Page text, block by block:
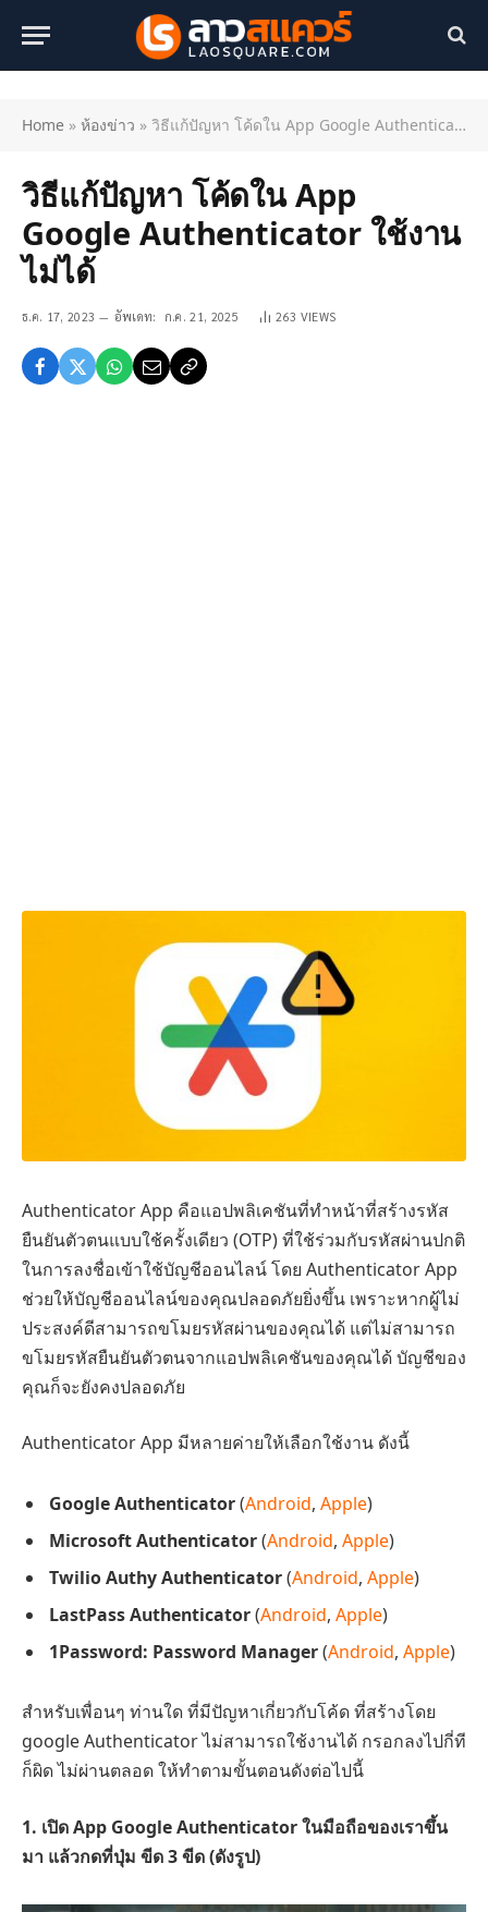
Home » ห้องข่าว » วิธีแก้ปัญหา โค้ดใน App Google Authenticator ใช้งานไม่ได้
วิธีแก้ปัญหา โค้ดใน App
Google Authenticator ใช้งาน
ไม่ได้
ธ.ค. 17, 2023 อัพเดท: ก.ค. 21, 2025 263 VIEWS
Authenticator App คือแอปพลิเคชันที่ทำหน้าที่สร้างรหัส
ยืนยันตัวตนแบบใช้ครั้งเดียว (OTP) ที่ใช้ร่วมกับรหัสผ่านปกติ
ในการลงชื่อเข้าใช้บัญชีออนไลน์ โดย Authenticator App
ช่วยให้บัญชีออนไลน์ของคุณปลอดภัยยิ่งขึ้น เพราะหากผู้ไม่
ประสงค์ดีสามารถขโมยรหัสผ่านของคุณได้ แต่ไม่สามารถ
ขโมยรหัสยืนยันตัวตนจากแอปพลิเคชันของคุณได้ บัญชีของ
คุณก็จะยังคงปลอดภัย
Authenticator App มีหลายค่ายให้เลือกใช้งาน ดังนี้
Google Authenticator(Android, Apple)
Microsoft Authenticator(Android, Apple)
Twilio Authy Authenticator(Android, Apple)
LastPass Authenticator(Android, Apple)
1Password: Password Manager(Android, Apple)
สำหรับเพื่อนๆ ท่านใด ที่มีปัญหาเกี่ยวกับโค้ด ที่สร้างโดย
google Authenticator ไม่สามารถใช้งานได้ กรอกลงไปกี่ที
ก็ผิด ไม่ผ่านตลอด ให้ทำตามขั้นตอนดังต่อไปนี้
1. เปิด App Google Authenticator ในมือถือของเราขึ้น
มา แล้วกดที่ปุ่ม ขีด 3 ขีด (ดังรูป)